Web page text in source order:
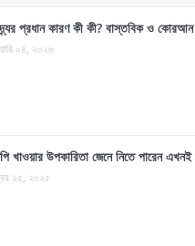
প্রধান কারণ কী কী? বাস্তবিক ও
০৪, ২০২৬
খাওয়ার উপকারিতা জেনে নিতে পারেন এখনই
২৫, ২০২৫